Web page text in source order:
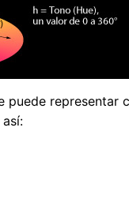
puede representar